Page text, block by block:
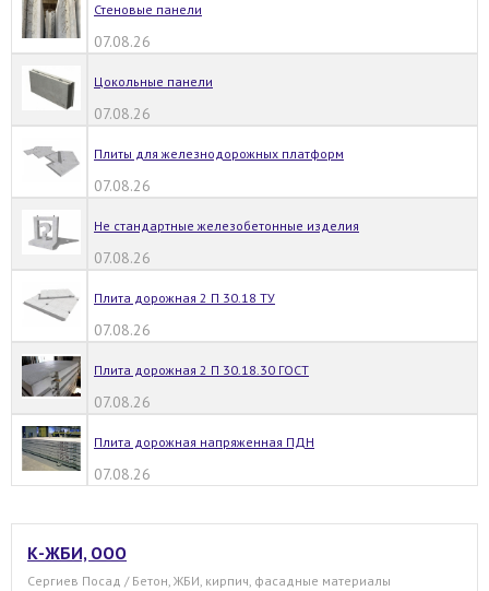
Стеновые панели
07.08.26
Цокольные панели
07.08.26
Плиты для железнодорожных платформ
07.08.26
Не стандартные железобетонные изделия
07.08.26
Плита дорожная 2 П 30.18 ТУ
07.08.26
Плита дорожная 2 П 30.18.30 ГОСТ
07.08.26
Плита дорожная напряженная ПДН
07.08.26
К-ЖБИ, ООО
Сергиев Посад / Бетон, ЖБИ, кирпич, фасадные материалы